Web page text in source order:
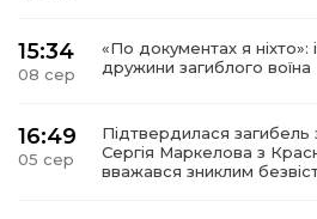
15:34
08 сер
«По документах я ніхто»:
дружини загиблого воїна
16:49
05 сер
Підтвердилася загибель
Сергія Маркелова з
вважався зниклим